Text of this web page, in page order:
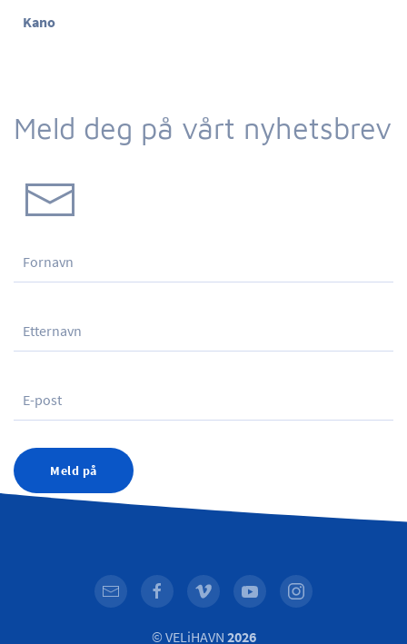
Kano
Meld deg på vårt nyhetsbrev
Meld på
© VELiHAVN 2026